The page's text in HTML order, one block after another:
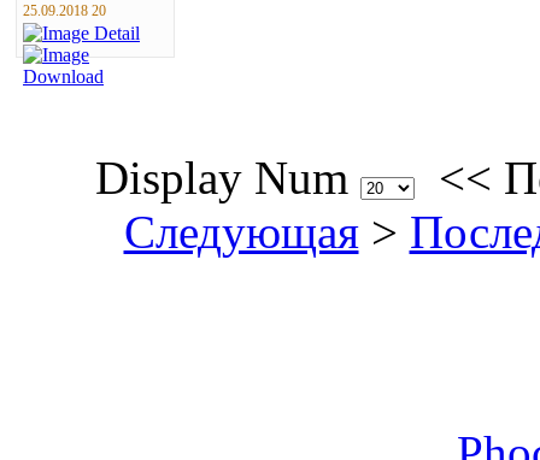
25.09.2018 20
Display Num <<
Следующая>